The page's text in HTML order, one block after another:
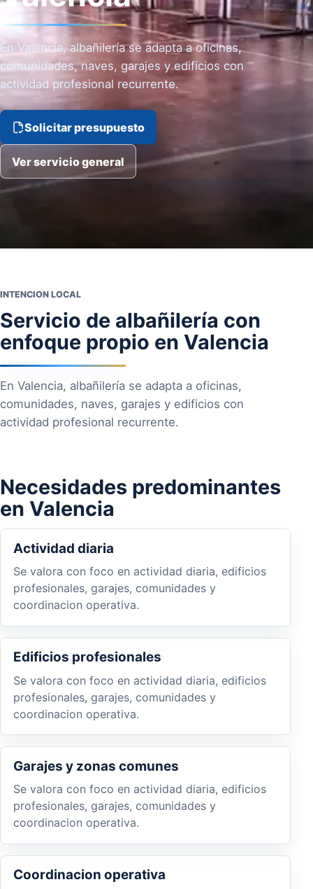
En Valencia, albañilería se adapta a oficinas,
comunidades, naves, garajes y edificios con
actividad profesional recurrente.
Solicitar presupuesto
Ver servicio general
INTENCION LOCAL
Servicio de albañilería con
enfoque propio en Valencia
En Valencia, albañilería se adapta a oficinas,
comunidades, naves, garajes y edificios con
actividad profesional recurrente.
Necesidades predominantes
en Valencia
Actividad diaria
Se valora con foco en actividad diaria, edificios
profesionales, garajes, comunidades y
coordinacion operativa.
Edificios profesionales
Se valora con foco en actividad diaria, edificios
profesionales, garajes, comunidades y
coordinacion operativa.
Garajes y zonas comunes
Se valora con foco en actividad diaria, edificios
profesionales, garajes, comunidades y
coordinacion operativa.
Coordinacion operativa